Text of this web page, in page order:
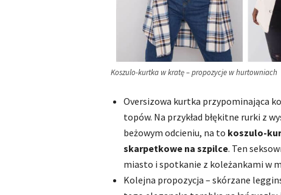
Koszulo-kurtka w kratę – propozycje w hurtowniach
Oversizowa kurtka przypominająca
topów. Na przykład błękitne rurki z
beżowym odcieniu, na to koszulo-
skarpetkowe na szpilce. Ten
miasto i spotkanie z koleżankami w
Kolejna propozycja – skórzane